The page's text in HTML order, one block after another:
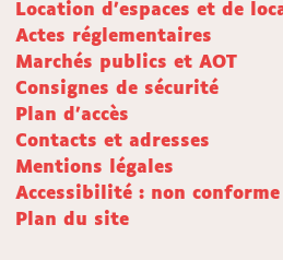
Location d'espaces et de
Actes réglementaires
Marchés publics et AOT
Consignes de sécurité
Plan d'accès
Contacts et adresses
Mentions légales
Accessibilité : non conforme
Plan du site